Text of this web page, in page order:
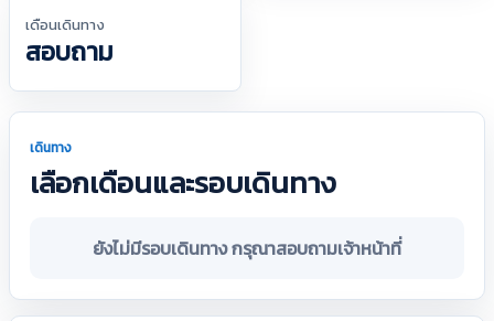
เดือนเดินทาง
สอบถาม
เดินทาง
เลือกเดือนและรอบเดินทาง
ยังไม่มีรอบเดินทาง กรุณาสอบถามเจ้าหน้าที่